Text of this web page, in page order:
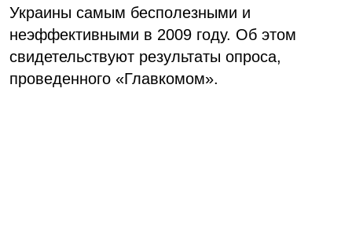
Украины самым бесполезными и
неэффективными в 2009 году. Об этом
свидетельствуют результаты опроса,
проведенного «Главкомом».